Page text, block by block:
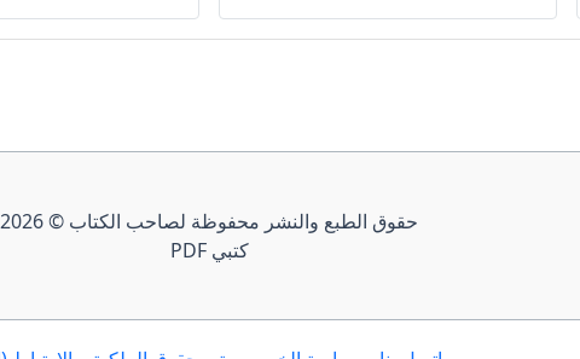
حقوق الطبع والنشر محفوظة لصاحب الكتاب © 2026
كتبي PDF